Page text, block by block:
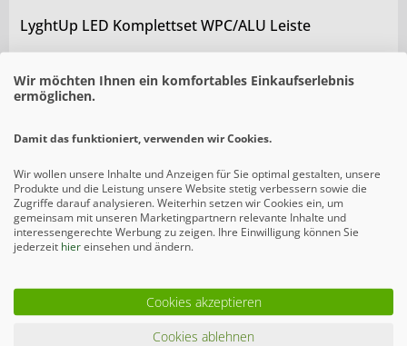
LyghtUp LED Komplettset WPC/ALU Leiste
LyghtUp LED Starter Set WPC/ALU Leiste
Wir möchten Ihnen ein komfortables Einkaufserlebnis
ermöglichen.
Damit das funktioniert, verwenden wir Cookies.
Wir wollen unsere Inhalte und Anzeigen für Sie optimal gestalten, unsere
Produkte und die Leistung unsere Website stetig verbessern sowie die
Zugriffe darauf analysieren. Weiterhin setzen wir Cookies ein, um
gemeinsam mit unseren Marketingpartnern relevante Inhalte und
interessengerechte Werbung zu zeigen. Ihre Einwilligung können Sie
jederzeit hiereinsehen und ändern.
Cookies akzeptieren
Cookies ablehnen